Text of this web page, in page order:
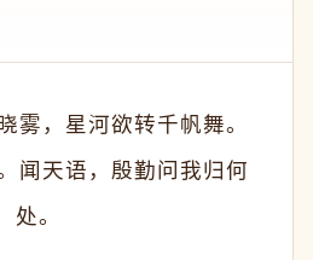
，星河欲转千帆舞。
闻天语，殷勤问我归何
处。